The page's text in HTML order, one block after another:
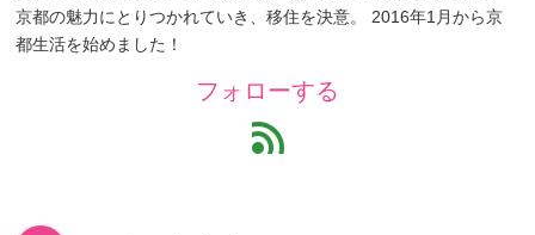
京都の魅力にとりつかれていき、移住を決意。 2016年1月から京
都生活を始めました！
フォローする
feed